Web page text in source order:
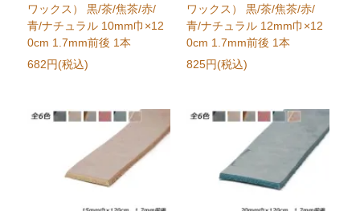
ワックス） 黒/茶/焦茶/赤/
青/ナチュラル 10mm巾×12
0cm 1.7mm前後 1本
682円(税込)
ワックス） 黒/茶/焦茶/赤/
青/ナチュラル 12mm巾×12
0cm 1.7mm前後 1本
825円(税込)